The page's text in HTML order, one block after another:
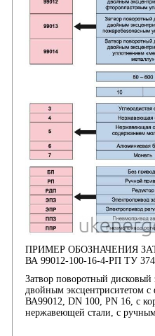
ПРИМЕР ОБОЗНАЧЕНИЯ
ВА 99012-100-16-4-РП ТУ
Затвор поворотный
двойным эксцентриситетом
ВА99012, DN 100, PN 16, с
нержавеющей стали, с